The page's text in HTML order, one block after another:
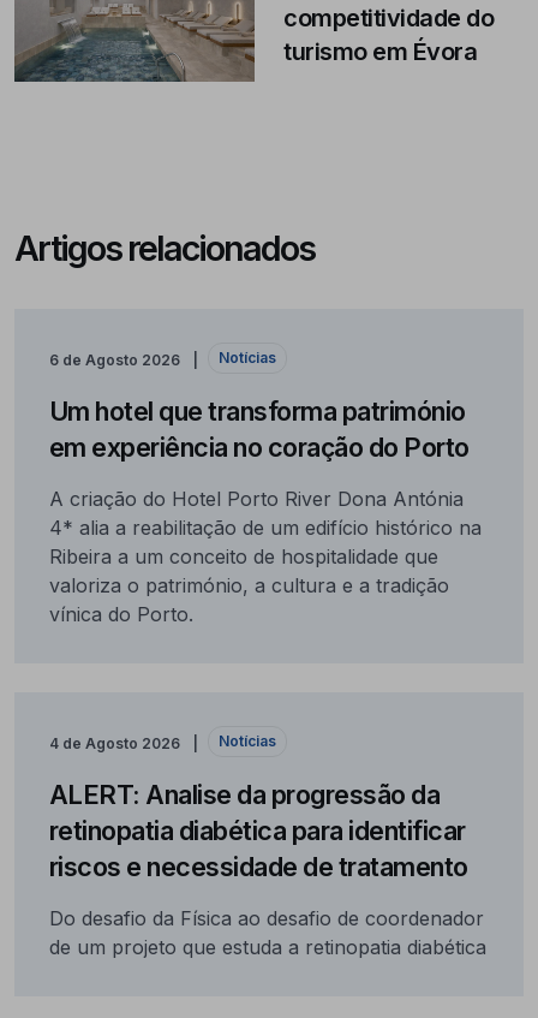
competitividade do
turismo em Évora
Artigos relacionados
6 de Agosto 2026 Notícias
Um hotel que transforma património
em experiência no coração do Porto
A criação do Hotel Porto River Dona Antónia
4* alia a reabilitação de um edifício histórico na
Ribeira a um conceito de hospitalidade que
valoriza o património, a cultura e a tradição
vínica do Porto.
4 de Agosto 2026 Notícias
ALERT: Analise da progressão da
retinopatia diabética para identificar
riscos e necessidade de tratamento
Do desafio da Física ao desafio de coordenador
de um projeto que estuda a retinopatia diabética